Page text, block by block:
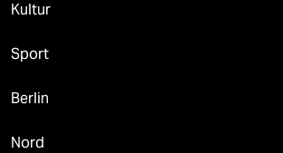
Kultur
Sport
Berlin
Nord